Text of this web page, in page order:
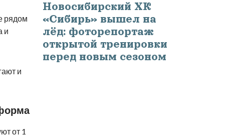
рядом
и
и
от 1
Новосибирский ХК
«Сибирь» вышел на
лёд: фоторепортаж
открытой тренировки
перед новым сезоном